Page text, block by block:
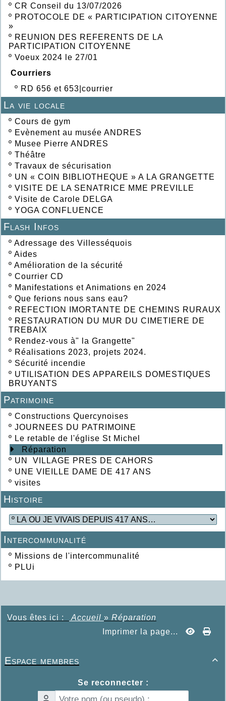
º CR Conseil du 13/07/2026
º PROTOCOLE DE « PARTICIPATION CITOYENNE
»
º REUNION DES REFERENTS DE LA
PARTICIPATION CITOYENNE
º Voeux 2024 le 27/01
Courriers
º RD 656 et 653|courrier
La vie locale
º Cours de gym
º Evènement au musée ANDRES
º Musee Pierre ANDRES
º Théâtre
º Travaux de sécurisation
º UN « COIN BIBLIOTHEQUE » A LA GRANGETTE
º VISITE DE LA SENATRICE MME PREVILLE
º Visite de Carole DELGA
º YOGA CONFLUENCE
Flash Infos
º Adressage des Villesséquois
º Aides
º Amélioration de la sécurité
º Courrier CD
º Manifestations et Animations en 2024
º Que ferions nous sans eau?
º REFECTION IMORTANTE DE CHEMINS RURAUX
º RESTAURATION DU MUR DU CIMETIERE DE
TREBAIX
º Rendez-vous à" la Grangette"
º Réalisations 2023, projets 2024.
º Sécurité incendie
º UTILISATION DES APPAREILS DOMESTIQUES
BRUYANTS
Patrimoine
º Constructions Quercynoises
º JOURNEES DU PATRIMOINE
º Le retable de l'église St Michel
Réparation
º UN VILLAGE PRES DE CAHORS
º UNE VIEILLE DAME DE 417 ANS
º visites
Histoire
Intercommunalité
º Missions de l'intercommunalité
º PLUi
Vous êtes ici : Accueil » Réparation
Imprimer la page...

Espace membres
Se reconnecter :